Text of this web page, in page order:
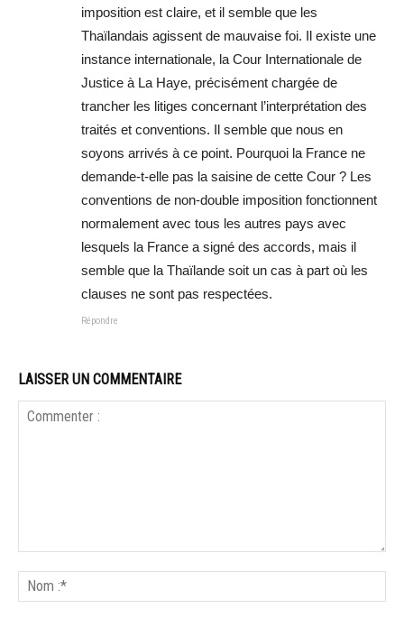
imposition est claire, et il semble que les
Thaïlandais agissent de mauvaise foi. Il existe une
instance internationale, la Cour Internationale de
Justice à La Haye, précisément chargée de
trancher les litiges concernant l’interprétation des
traités et conventions. Il semble que nous en
soyons arrivés à ce point. Pourquoi la France ne
demande-t-elle pas la saisine de cette Cour ? Les
conventions de non-double imposition fonctionnent
normalement avec tous les autres pays avec
lesquels la France a signé des accords, mais il
semble que la Thaïlande soit un cas à part où les
clauses ne sont pas respectées.
Répondre
LAISSER UN COMMENTAIRE